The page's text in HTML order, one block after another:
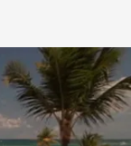
las playas de